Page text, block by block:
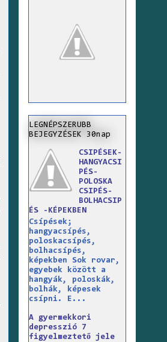
LEGNÉPSZERUBB
BEJEGYZÉSEK 30nap
CSIPÉSEK-
HANGYACSI
PÉS-
POLOSKA
CSIPÉS-
BOLHACSIP
ÉS -KÉPEKBEN
Csípések;
hangyacsípés,
poloskacsípés,
bolhacsípés,
képekben Sok rovar,
egyebek között a
hangyák, poloskák,
bolhák, képesek
csípni. E...
A gyermekkori
depresszió 7
figyelmeztető jele